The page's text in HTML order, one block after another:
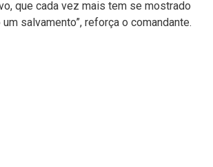
que cada vez mais tem se mostrado
salvamento”, reforça o comandante.